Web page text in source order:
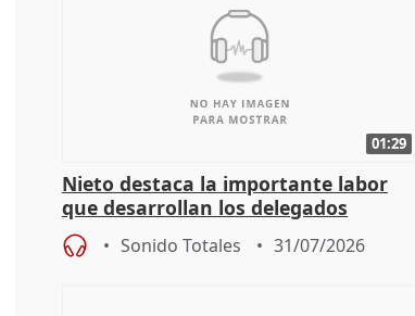
01:29
Nieto destaca la importante labor
que desarrollan los delegados
territoriales de la Junta
Sonido Totales 31/07/2026